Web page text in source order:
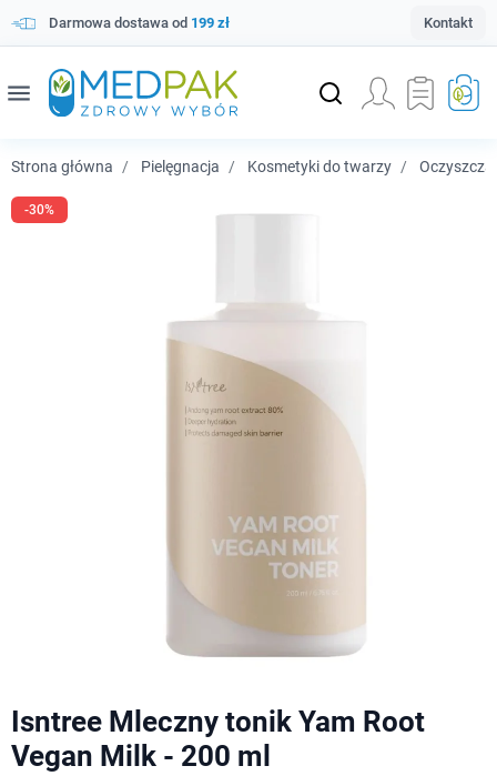
Darmowa dostawa od 199 zł Kontakt
menu
Strona główna Pielęgnacja Kosmetyki do twarzy
-30%
Isntree Mleczny tonik Yam Root
Vegan Milk - 200 ml